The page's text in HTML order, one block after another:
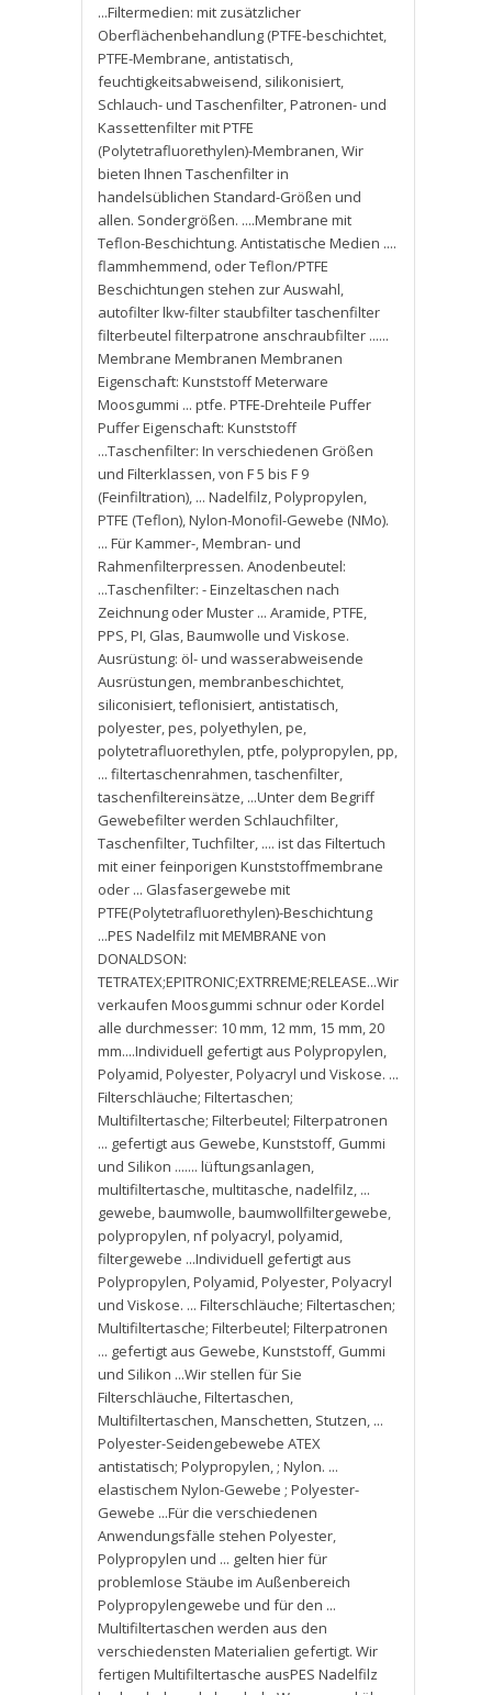
...Filtermedien: mit zusätzlicher
Oberflächenbehandlung (PTFE-beschichtet,
PTFE-Membrane, antistatisch,
feuchtigkeitsabweisend, silikonisiert,
Schlauch- und Taschenfilter,Patronen- und
Kassettenfilter mit PTFE
(Polytetrafluorethylen)-Membranen,Wir
bieten Ihnen Taschenfilter in
handelsüblichen Standard-Größen und
allen. Sondergrößen. ....Membrane mit
Teflon-Beschichtung. Antistatische Medien ....
flammhemmend, oder Teflon/PTFE
Beschichtungen stehen zur Auswahl,
autofilter lkw-filter staubfilter taschenfilter
filterbeutel filterpatrone anschraubfilter ......
Membrane Membranen Membranen
Eigenschaft: Kunststoff Meterware
Moosgummi ... ptfe. PTFE-Drehteile Puffer
Puffer Eigenschaft: Kunststoff
...Taschenfilter: In verschiedenen Größen
und Filterklassen,von F 5 bis F 9
(Feinfiltration), ... Nadelfilz,Polypropylen,
PTFE (Teflon),Nylon-Monofil-Gewebe (NMo).
... Für Kammer-,Membran- und
Rahmenfilterpressen. Anodenbeutel:
...Taschenfilter: - Einzeltaschen nach
Zeichnung oder Muster ... Aramide,PTFE,
PPS,PI, Glas,Baumwolle und Viskose.
Ausrüstung: öl- und wasserabweisende
Ausrüstungen,membranbeschichtet,
siliconisiert,teflonisiert, antistatisch,
polyester,pes,polyethylen,pe,
polytetrafluorethylen,ptfe,polypropylen,pp,
... filtertaschenrahmen,taschenfilter,
taschenfiltereinsätze, ...Unter dem Begriff
Gewebefilter werden Schlauchfilter,
Taschenfilter,Tuchfilter, .... ist das Filtertuch
mit einer feinporigen Kunststoffmembrane
oder ... Glasfasergewebe mit
PTFE(Polytetrafluorethylen)-Beschichtung
...PES Nadelfilz mit MEMBRANE von
DONALDSON:
TETRATEX;EPITRONIC;EXTRREME;RELEASE...Wir
verkaufen Moosgummi schnur oder Kordel
alle durchmesser: 10 mm, 12 mm, 15 mm,20
mm....Individuell gefertigt aus Polypropylen,
Polyamid,Polyester,Polyacryl und Viskose. ...
Filterschläuche; Filtertaschen;
Multifiltertasche; Filterbeutel; Filterpatronen
... gefertigt aus Gewebe,Kunststoff, Gummi
und Silikon ....... lüftungsanlagen,
multifiltertasche,multitasche,nadelfilz, ...
gewebe,baumwolle,baumwollfiltergewebe,
polypropylen,nf polyacryl,polyamid,
filtergewebe ...Individuell gefertigt aus
Polypropylen,Polyamid,Polyester,Polyacryl
und Viskose. ... Filterschläuche; Filtertaschen;
Multifiltertasche; Filterbeutel; Filterpatronen
... gefertigt aus Gewebe,Kunststoff, Gummi
und Silikon ...Wir stellen für Sie
Filterschläuche,Filtertaschen,
Multifiltertaschen,Manschetten, Stutzen, ...
Polyester-Seidengebewebe ATEX
antistatisch; Polypropylen, ; Nylon. ...
elastischem Nylon-Gewebe ; Polyester-
Gewebe ...Für die verschiedenen
Anwendungsfälle stehen Polyester,
Polypropylen und ... gelten hier für
problemlose Stäube im Außenbereich
Polypropylengewebe und für den ...
Multifiltertaschen werden aus den
verschiedensten Materialien gefertigt. Wir
fertigen Multifiltertasche ausPES Nadelfilz